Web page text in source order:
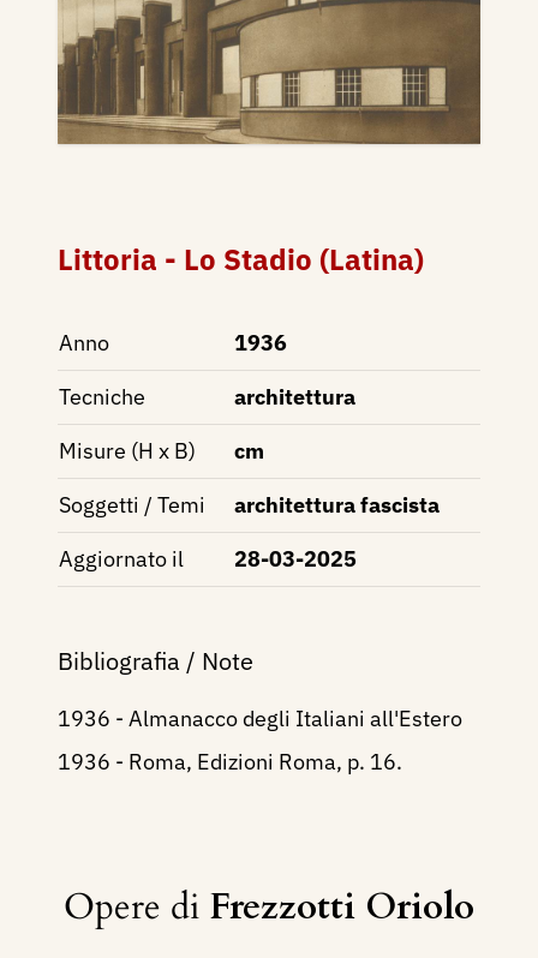
Littoria - Lo Stadio (Latina)
Anno
1936
Tecniche
architettura
Misure (H x B)
cm
Soggetti / Temi
architettura fascista
Aggiornato il
28-03-2025
Bibliografia / Note
1936 - Almanacco degli Italiani all'Estero
1936 - Roma, Edizioni Roma, p. 16.
Opere di Frezzotti Oriolo